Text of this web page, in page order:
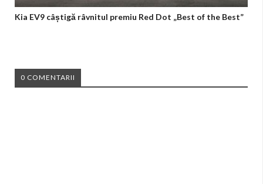
Kia EV9 câștigă râvnitul premiu Red Dot „Best of the Best”
0 COMENTARII